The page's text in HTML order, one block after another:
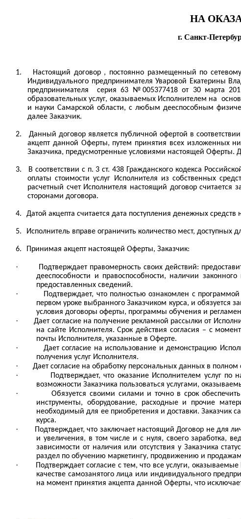
НА
г. Санкт-
1. Настоящий договор , постоянно размещенный по
Индивидуального предпринимателя Уваровой Екатерины
предпринимателя
серия 63 №005377418 от 30 марта
образовательных услуг, оказываемых Исполнителем на
и науки Самарской области, с любым дееспособным
далее Заказчик.
2.
Данный договор является публичной офертой в
акцепт данной Оферты, путем принятия всех изложенных
Заказчика, предусмотренные условиями настоящей Оферты.
3.
В соответствии с п. 3 ст. 438 Гражданского кодекса
оплаты стоимости услуг Исполнителя из собственных
расчетный счет Исполнителя настоящий договор
сторонами договора.
4. Датой акцепта считается дата поступления денежных средств
5. Исполнитель вправе ограничить количество мест,
6. Принимая акцепт настоящей Оферты, Заказчик:
·
Подтверждает правомерность своих действий:
дееспособности и правоспособности, наличии
предоставленных сведений.
·
Подтверждает, что полностью ознакомлен с
первом уроке выбранного Заказчиком курса, и обязуется
условия договоры оферты, программы обучения и
·
Дает согласие на получение рекламной рассылки от
на сайте Исполнителя. Срок действия согласия – с
почты Исполнителя, указанные в Оферте.
·
Дает согласие на использование и демонстрацию
получения услуг Исполнителя.
· Дает согласие на обработку персональных данных в
·
Подтверждает, что оказание Исполнителем услуг по
возможности Заказчика пользоваться услугами,
·
Обязуется своими силами и точно в срок
инструменты, оборудование, расходные и прочие
необходимый для ее приобретения и доставки. Заказчик
курса.
·
Подтверждает, что заключает настоящий Договор не для
и увеличения, в том числе и с нуля, своего заработка,
зависимости от наличия или отсутствия у Заказчика
раздел по обучению маркетингу, продвижению и
·
Подтверждает согласие с тем, что все услуги,
качестве самозанятого лица или индивидуального
на момент принятия акцепта данной Оферты, что